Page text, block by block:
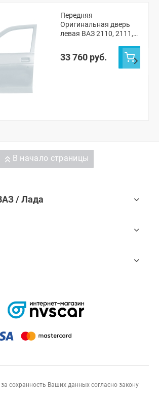
Передняя
Оригинальная дверь
левая ВАЗ 2110, 2111,
(Кристалл 281)
33 760 руб.
В начало страницы
/ Лада
сохранность Ваших данных согласно закону